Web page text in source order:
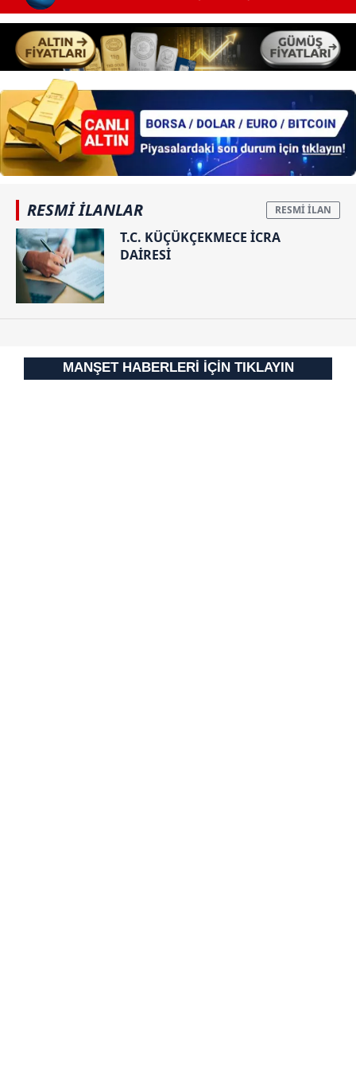
RESMİ İLANLAR
T.C. KÜÇÜKÇEKMECE İCRA
DAİRESİ
MANŞET HABERLERİ İÇİN TIKLAYIN